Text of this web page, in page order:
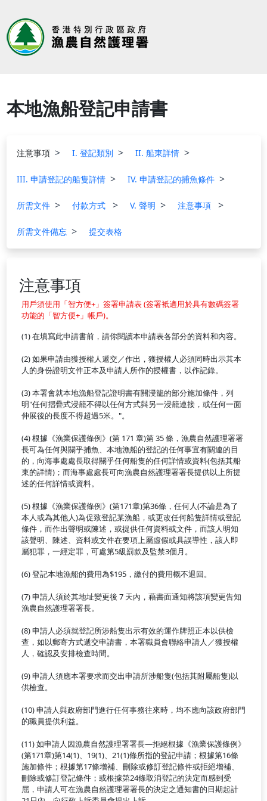
本地漁船登記申請書
注意事項 I. 登記類別 II. 船東詳情
III. 申請登記的船隻詳情 IV. 申請登記的捕魚條件
所需文件 付款方式 V. 聲明 注意事項
所需文件備忘 提交表格
注意事項
用戶須使用「智方便+」簽署申請表 (簽署衹適用於具有數碼簽署
功能的「智方便+」帳戶)。
(1) 在填寫此申請書前，請你閱讀本申請表各部分的資料和內容。
(2) 如果申請由獲授權人遞交／作出，獲授權人必須同時出示其本
人的身份證明文件正本及申請人所作的授權書，以作記錄。
(3) 本署會就本地漁船登記證明書有關浸籠的部分施加條件，列
明"任何摺疊式浸籠不得以任何方式與另一浸籠連接，或任何一面
伸展後的長度不得超過5米。"。
(4) 根據《漁業保護條例》(第 171 章)第 35 條，漁農自然護理署署
長可為任何與關乎捕魚、本地漁船的登記的任何事宜有關連的目
的，向海事處處長取得關乎任何船隻的任何詳情或資料(包括其船
東的詳情)；而海事處處長可向漁農自然護理署署長提供以上所提
述的任何詳情或資料。
(5) 根據《漁業保護條例》(第171章)第36條，任何人(不論是為了
本人或為其他人)為促致登記某漁船，或更改任何船隻詳情或登記
條件，而作出聲明或陳述，或提供任何資料或文件，而該人明知
該聲明、陳述、資料或文件在要項上屬虛假或具誤導性，該人即
屬犯罪，一經定罪，可處第5級罰款及監禁3個月。
(6) 登記本地漁船的費用為$195，繳付的費用概不退回。
(7) 申請人須於其地址變更後 7 天內，藉書面通知將該項變更告知
漁農自然護理署署長。
(8) 申請人必須就登記所涉船隻出示有效的運作牌照正本以供檢
查，如以郵寄方式遞交申請書，本署職員會聯絡申請人／獲授權
人，確認及安排檢查時間。
(9) 申請人須應本署要求而交出申請所涉船隻(包括其附屬船隻)以
供檢查。
(10) 申請人與政府部門進行任何事務往來時，均不應向該政府部門
的職員提供利益。
(11) 如申請人因漁農自然護理署署長—拒絕根據《漁業保護條例》
(第171章)第14(1)、19(1)、21(1)條所指的登記申請；根據第16條
施加條件；根據第17條增補、刪除或修訂登記條件或拒絕增補、
刪除或修訂登記條件；或根據第24條取消登記的決定而感到受
屈，申請人可在漁農自然護理署署長的決定之通知書的日期起計